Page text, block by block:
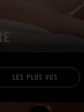
LES PLUS VUS